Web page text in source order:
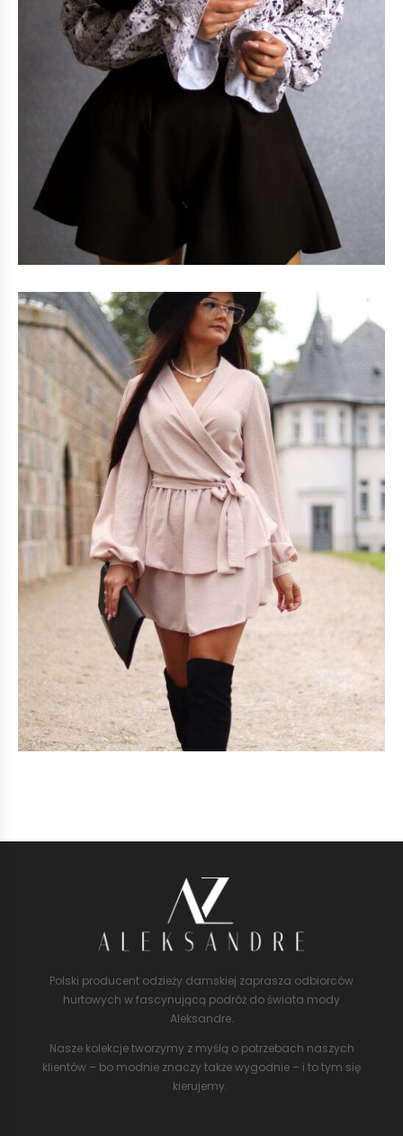
Polski producent odzieży damskiej zaprasza odbiorców
hurtowych w fascynującą podróż do świata mody
Aleksandre.
Nasze kolekcje tworzymy z myślą o potrzebach naszych
klientów – bo modnie znaczy także wygodnie – i to tym się
kierujemy.